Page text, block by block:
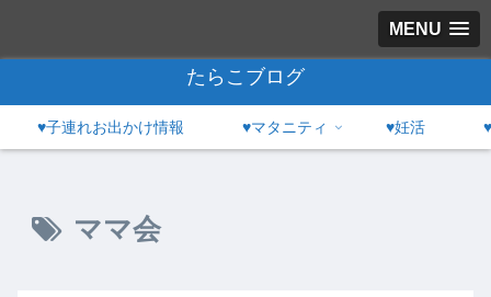
MENU
たらこブログ
♥子連れお出かけ情報 ♥マタニティ ♥妊活
ママ会